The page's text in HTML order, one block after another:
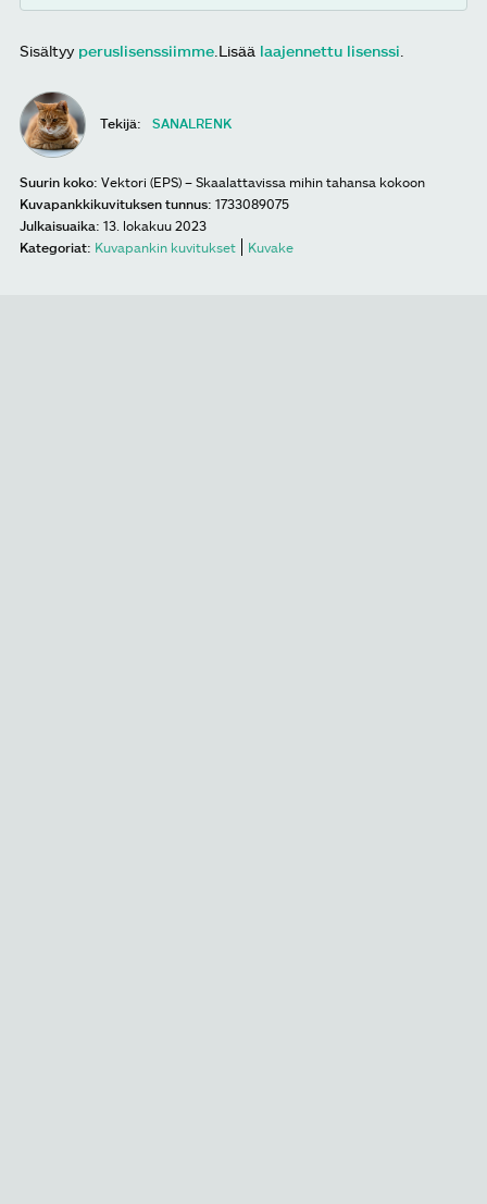
Sisältyy peruslisenssiimme Lisää laajennettu lisenssi
Tekijä: SANALRENK
Suurin koko: Vektori (EPS) – Skaalattavissa mihin tahansa kokoon
Kuvapankkikuvituksen tunnus: 1733089075
Julkaisuaika: 13. lokakuu 2023
Kategoriat: Kuvapankin kuvitukset Kuvake